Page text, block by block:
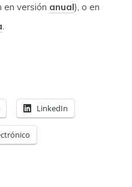
en versión anual), o en
.
LinkedIn